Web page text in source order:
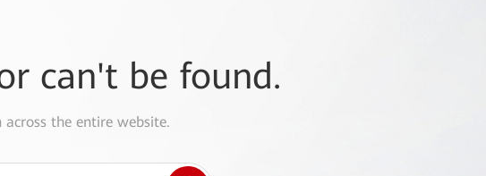
can't be found.
the entire website.